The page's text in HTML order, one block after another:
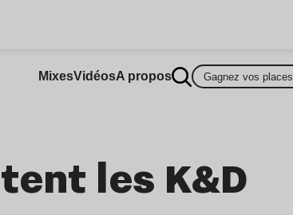
MixesVidéosA propos Gagnez vos places
les K&D